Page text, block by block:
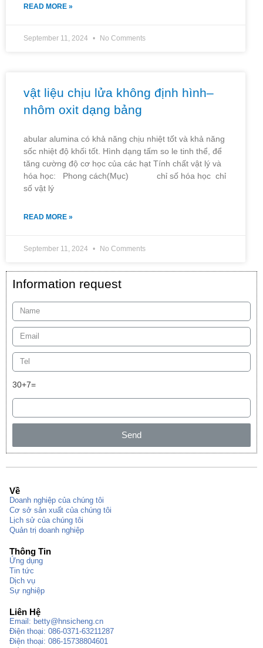
READ MORE »
September 11, 2024 No Comments
vật liệu chịu lửa không định hình–
nhôm oxit dạng bảng
abular alumina có khả năng chịu nhiệt tốt và khả năng
sốc nhiệt độ khối tốt. Hình dạng tấm so le tinh thể, để
tăng cường độ cơ học của các hạt Tính chất vật lý và
hóa học: Phong cách(Mục) chỉ số hóa học chỉ
số vật lý
READ MORE »
September 11, 2024 No Comments
Information request
30+7=
Send
Về
Doanh nghiệp của chúng tôi
Cơ sở sản xuất của chúng tôi
Lịch sử của chúng tôi
Quản trị doanh nghiệp
Thông Tin
Ứng dụng
Tin tức
Dịch vụ
Sự nghiệp
Liên Hệ
Email: betty@hnsicheng.cn
Điện thoại: 086-0371-63211287
Điện thoại: 086-15738804601